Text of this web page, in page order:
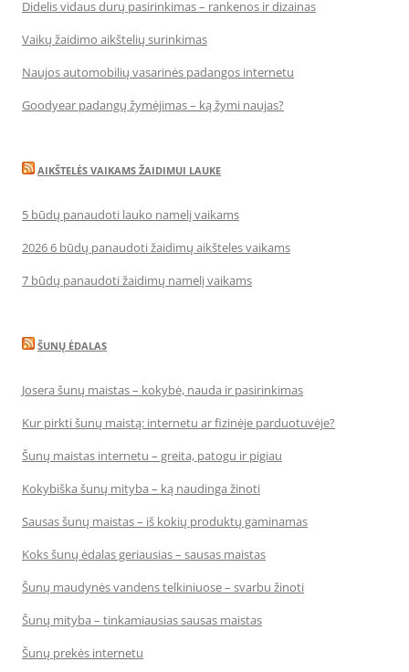
Didelis vidaus durų pasirinkimas – rankenos ir dizainas
Vaikų žaidimo aikštelių surinkimas
Naujos automobilių vasarinės padangos internetu
Goodyear padangų žymėjimas – ką žymi naujas?
AIKŠTELĖS VAIKAMS ŽAIDIMUI LAUKE
5 būdų panaudoti lauko namelį vaikams
2026 6 būdų panaudoti žaidimų aikšteles vaikams
7 būdų panaudoti žaidimų namelį vaikams
ŠUNŲ ĖDALAS
Josera šunų maistas – kokybė, nauda ir pasirinkimas
Kur pirkti šunų maistą: internetu ar fizinėje parduotuvėje?
Šunų maistas internetu – greita, patogu ir pigiau
Kokybiška šunų mityba – ką naudinga žinoti
Sausas šunų maistas – iš kokių produktų gaminamas
Koks šunų ėdalas geriausias – sausas maistas
Šunų maudynės vandens telkiniuose – svarbu žinoti
Šunų mityba – tinkamiausias sausas maistas
Šunų prekės internetu